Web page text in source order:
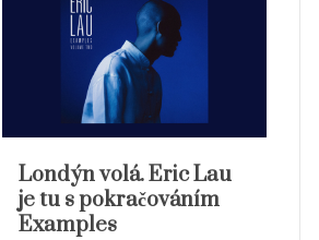
Londýn volá. Eric Lau
je tu s pokračováním
Examples